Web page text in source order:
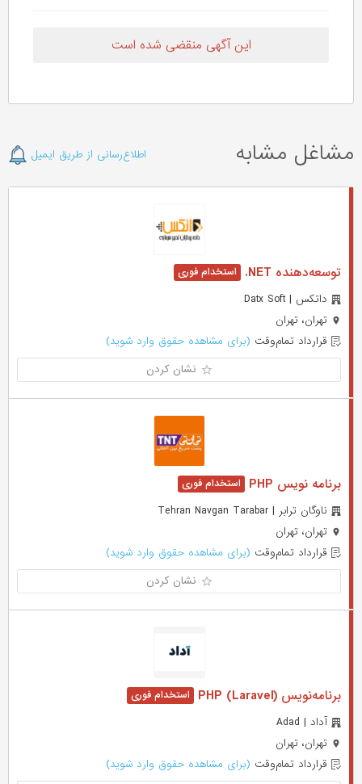
این آگهی منقضی شده است
مشاغل مشابه اطلاع‌رسانی از طریق ایمیل
توسعه‌دهنده NET.
داتکس | Datx Soft
تهران، تهران
قرارداد تمام‌وقت (برای مشاهده حقوق وارد شوید)
نشان کردن
برنامه نویس PHP
ناوگان ترابر | Tehran Navgan Tarabar
تهران، تهران
قرارداد تمام‌وقت (برای مشاهده حقوق وارد شوید)
نشان کردن
برنامه‌نویس (PHP (Laravel
آداد | Adad
تهران، تهران
قرارداد تمام‌وقت (برای مشاهده حقوق وارد شوید)